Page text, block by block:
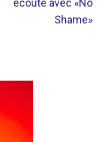
écoute avec «No
Shame»